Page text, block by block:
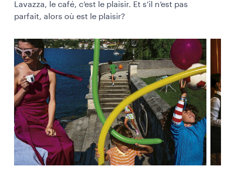
Lavazza, le café, c’est le plaisir. Et s’il n’est pas
parfait, alors où est le plaisir?